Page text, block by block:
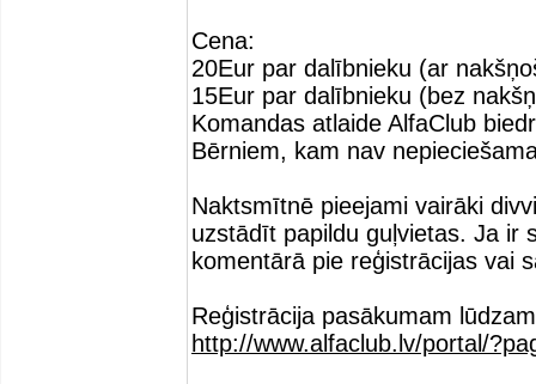
Cena:
20Eur par dalībnieku (ar
15Eur par dalībnieku (bez
Komandas atlaide AlfaClub
Bērniem, kam nav
Naktsmītnē pieejami vairāki
uzstādīt papildu guļvietas. Ja ir
komentārā pie reģistrācijas vai
Reģistrācija pasākumam
http://www.alfaclub.lv/portal/